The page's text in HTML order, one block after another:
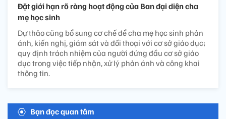
Đặt giới hạn rõ ràng hoạt động của Ban đại diện cha
mẹ học sinh
Dự thảo cũng bổ sung cơ chế để cha mẹ học sinh phản
ánh, kiến nghị, giám sát và đối thoại với cơ sở giáo dục;
quy định trách nhiệm của người đứng đầu cơ sở giáo
dục trong việc tiếp nhận, xử lý phản ánh và công khai
thông tin.
Bạn đọc quan tâm